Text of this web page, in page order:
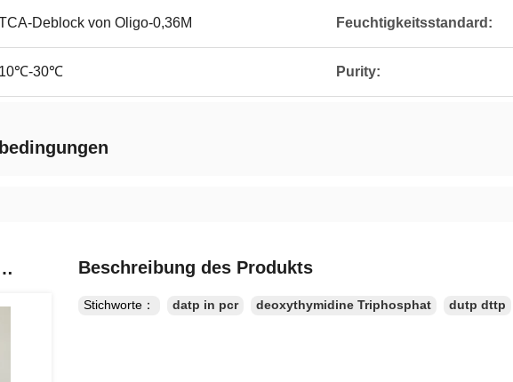
Deblock von Oligo-0,36M Feuchtigkeitsstandard:
10℃-30℃ Purity:
PRODUKTE Beschreibung des Produkts
Stichworte： datp in pcr deoxythymidine Triphosphat dutp dttp